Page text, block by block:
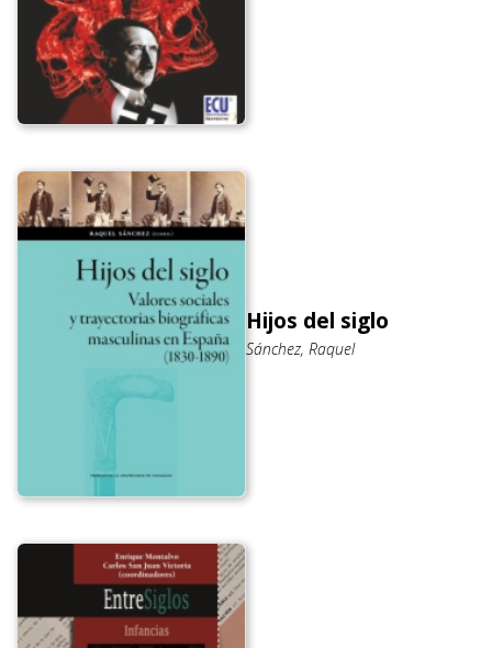
Hijos del siglo
Sánchez, Raquel